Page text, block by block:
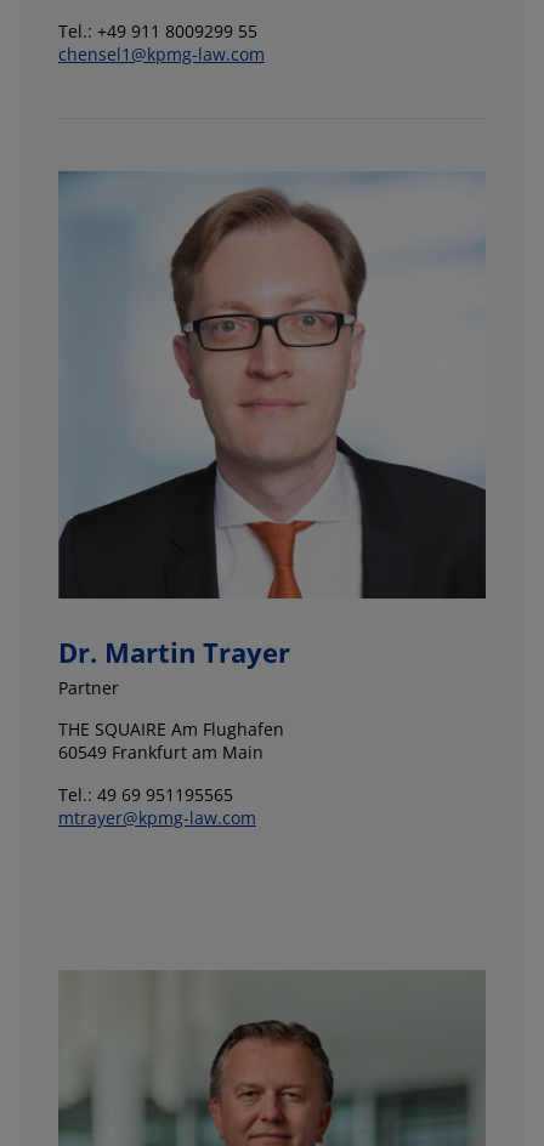
Tel.: +49 911 8009299 55
chensel1@kpmg-law.com
Dr. Martin Trayer
Partner
THE SQUAIRE Am Flughafen
60549 Frankfurt am Main
Tel.: 49 69 951195565
mtrayer@kpmg-law.com